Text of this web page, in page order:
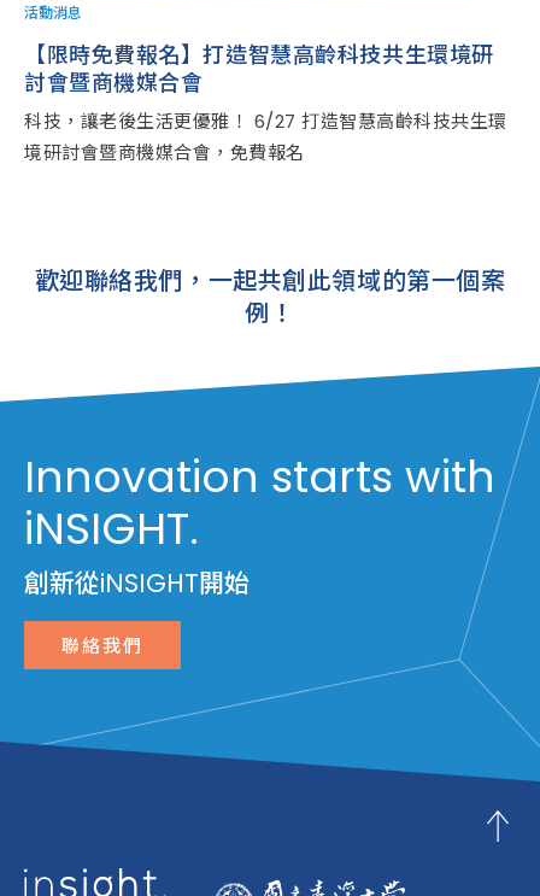
活動消息
【限時免費報名】打造智慧高齡科技共生環境研
討會暨商機媒合會
科技，讓老後生活更優雅！ 6/27 打造智慧高齡科技共生環
境研討會暨商機媒合會，免費報名
歡迎聯絡我們，一起共創此領域的第一個案
例！
Innovation starts with
iNSIGHT.
創新從iNSIGHT開始
聯絡我們